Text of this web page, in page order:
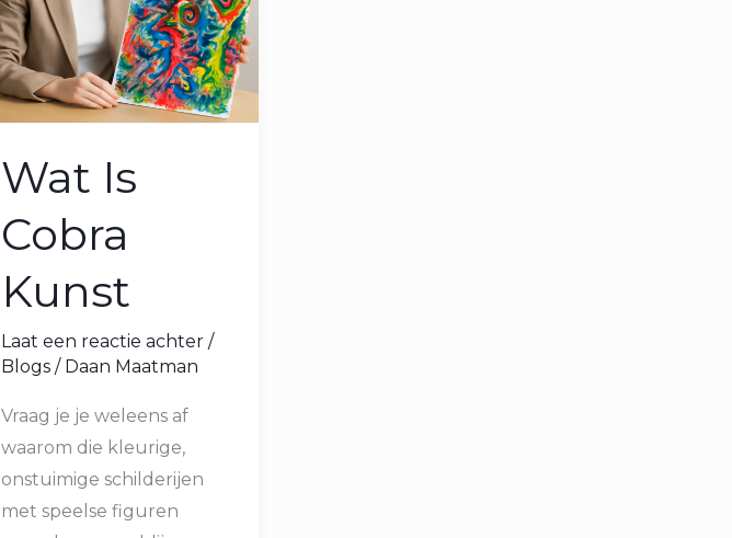
Wat Is
Cobra
Kunst
Laat een reactie achter /
Blogs / Daan Maatman
Vraag je je weleens af
waarom die kleurige,
onstuimige schilderijen
met speelse figuren